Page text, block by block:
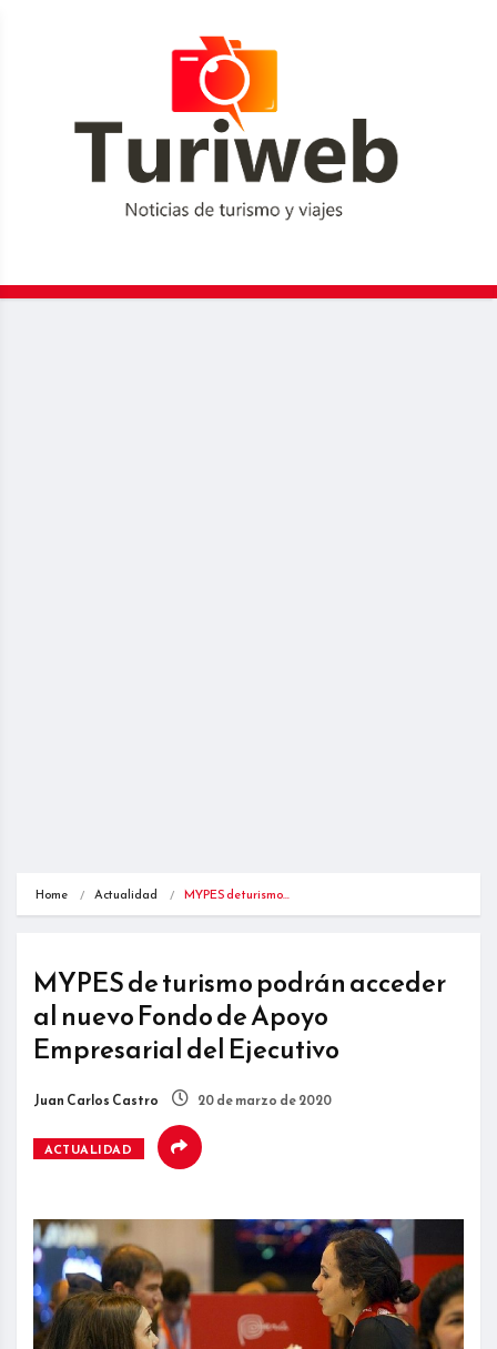
Home Actualidad MYPES de turismo…
MYPES de turismo podrán acceder
al nuevo Fondo de Apoyo
Empresarial del Ejecutivo
Juan Carlos Castro 20 de marzo de 2020
ACTUALIDAD